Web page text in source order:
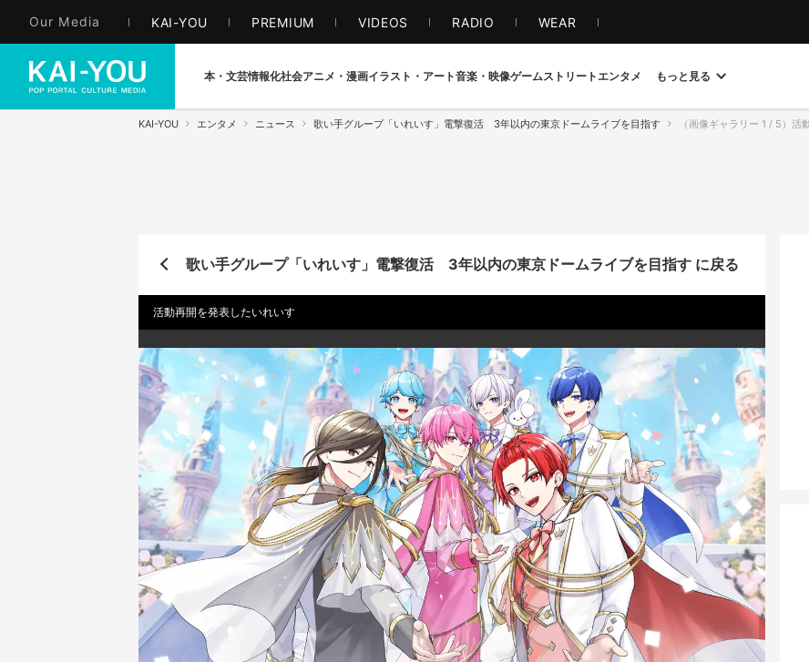
Our Media KAI-YOU PREMIUM VIDEOS RADIO WEAR
本・文芸情報化社会アニメ・漫画イラスト・アート音楽・映像ゲームストリート エンタメ もっと見る
KAI-YOU エンタメ ニュース 歌い手グループ「いれいす」電撃復活 3年以内の東京ドームライブを目指す （画像ギャラリー 1 / 5）活
歌い手グループ「いれいす」電撃復活 3年以内の東京ドームライブを目指す に戻る
活動再開を発表したいれいす